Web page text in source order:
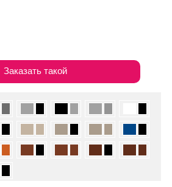
Заказать такой